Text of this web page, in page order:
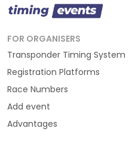
FOR ORGANISERS
Transponder Timing System
Registration Platforms
Race Numbers
Add event
Advantages